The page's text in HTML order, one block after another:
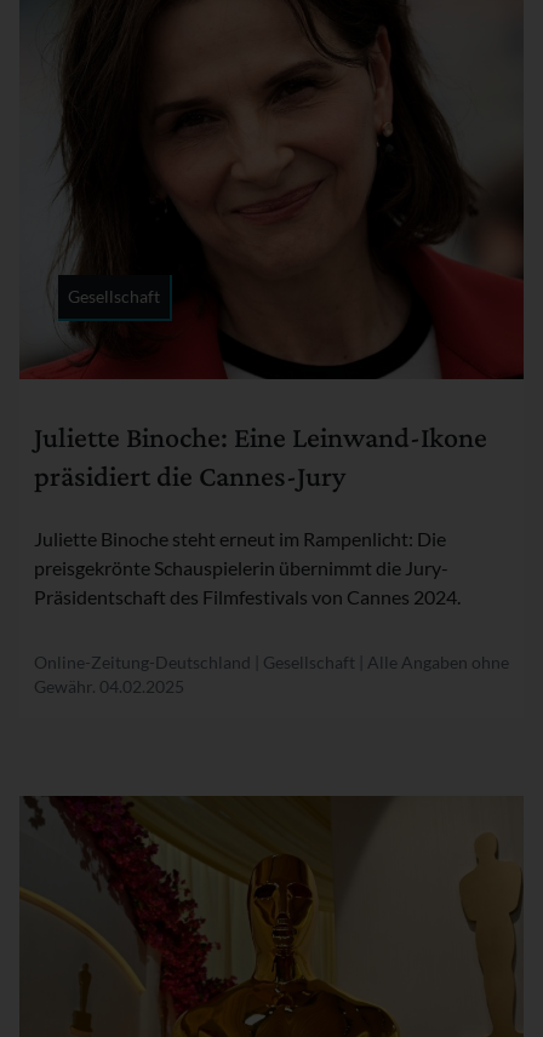
Juliette Binoche: Eine Leinwand-Ikone
präsidiert die Cannes-Jury
Juliette Binoche steht erneut im Rampenlicht: Die
preisgekrönte Schauspielerin übernimmt die Jury-
Präsidentschaft des Filmfestivals von Cannes 2024.
Gesellschaft
Online-Zeitung-Deutschland | Gesellschaft | Alle Angaben ohne
Gewähr. 04.02.2025